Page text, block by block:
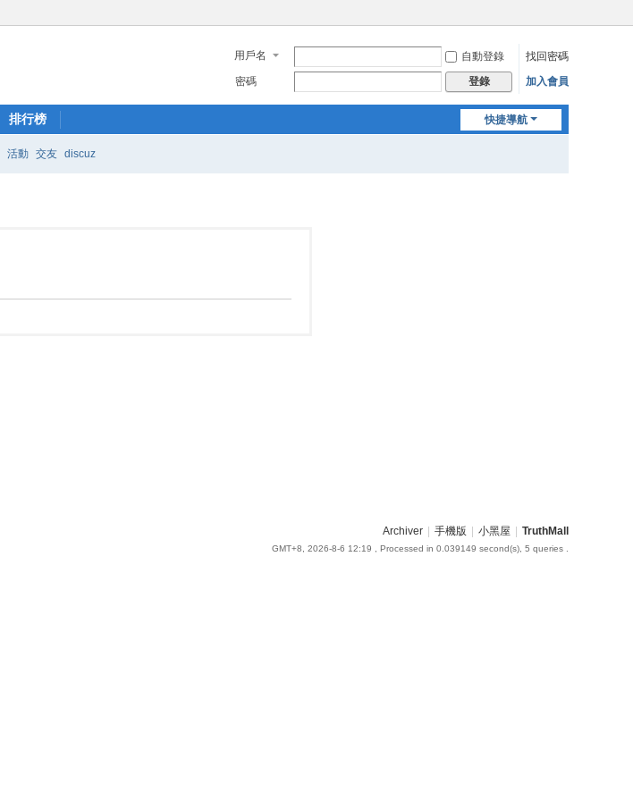
用戶名 自動登錄
找回密碼
密碼
登錄 加入會員
快捷導航
排行榜
活動 交友 discuz
Archiver 手機版 小黑屋 TruthMall
GMT+8, 2026-8-6 12:19 , Processed in 0.039149 second(s), 5 queries .